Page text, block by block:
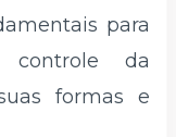
para
da
formas e